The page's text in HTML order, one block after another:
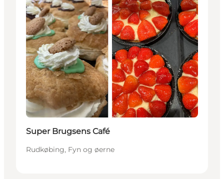
Super Brugsens Café
Rudkøbing, Fyn og øerne